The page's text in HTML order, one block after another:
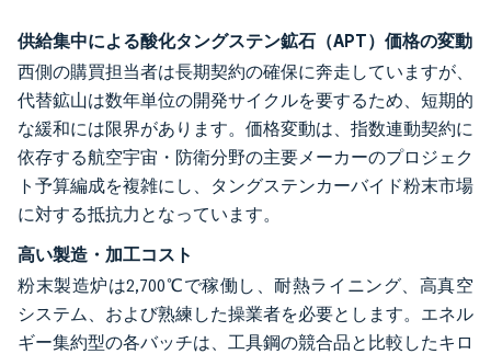
供給集中による酸化タングステン鉱石（APT）価格の変動
西側の購買担当者は長期契約の確保に奔走していますが、
代替鉱山は数年単位の開発サイクルを要するため、短期的
な緩和には限界があります。価格変動は、指数連動契約に
依存する航空宇宙・防衛分野の主要メーカーのプロジェク
ト予算編成を複雑にし、タングステンカーバイド粉末市場
に対する抵抗力となっています。
高い製造・加工コスト
粉末製造炉は2,700℃で稼働し、耐熱ライニング、高真空
システム、および熟練した操業者を必要とします。エネル
ギー集約型の各バッチは、工具鋼の競合品と比較したキロ